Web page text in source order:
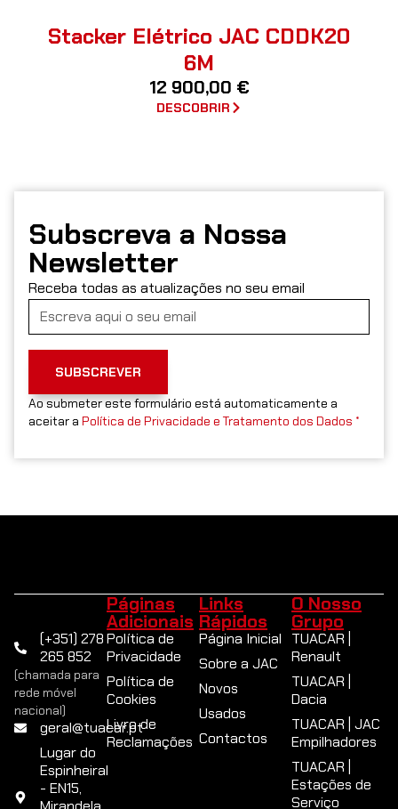
Stacker Elétrico JAC CDDK20
6M
12 900,00 €
DESCOBRIR
Subscreva a Nossa
Newsletter
Receba todas as atualizações no seu email
SUBSCREVER
Ao submeter este formulário está automaticamente a
aceitar a Política de Privacidade e Tratamento dos Dados *
(+351) 278
265 852
(chamada para
rede móvel
nacional)
geral@tuacar.pt
Lugar do
Espinheiral
- EN15,
Páginas
Adicionais
Política de
Privacidade
Política de
Cookies
Livro de
Reclamações
Links
Rápidos
Página Inicial
Sobre a JAC
Novos
Usados
Contactos
O Nosso
Grupo
TUACAR |
Renault
TUACAR |
Dacia
TUACAR | JAC
Empilhadores
TUACAR |
Estações de
Serviço